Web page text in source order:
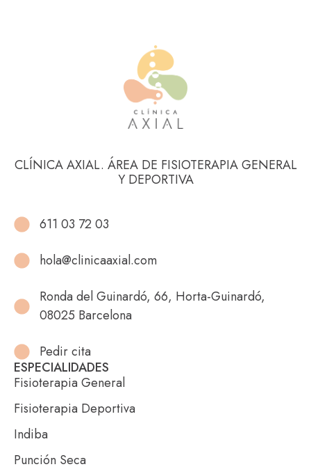
CLÍNICA AXIAL. ÁREA DE FISIOTERAPIA GENERAL
Y DEPORTIVA
611 03 72 03
hola@clinicaaxial.com
Ronda del Guinardó, 66, Horta-Guinardó,
08025 Barcelona
Pedir cita
ESPECIALIDADES
Fisioterapia General
Fisioterapia Deportiva
Indiba
Punción Seca